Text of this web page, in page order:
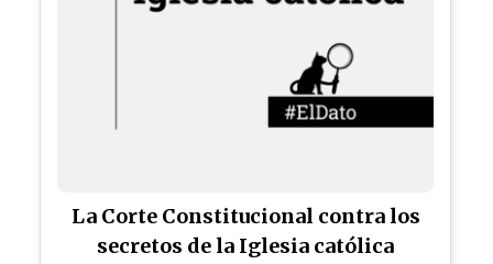
La Corte Constitucional contra los
secretos de la Iglesia católica